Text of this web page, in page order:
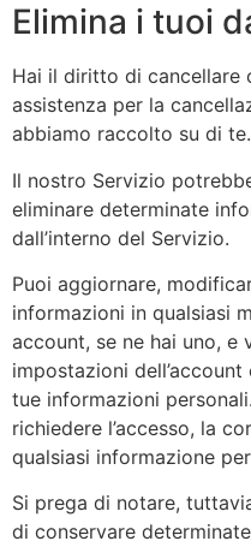
Elimina i tuoi
Hai il diritto di cancellare
assistenza per la
abbiamo raccolto su di te.
Il nostro Servizio
eliminare determinate
dall’interno del Servizio.
Puoi aggiornare,
informazioni in qualsiasi
account, se ne hai uno, e
impostazioni
tue informazioni
richiedere l’accesso, la
qualsiasi informazione
Si prega di notare,
di conservare